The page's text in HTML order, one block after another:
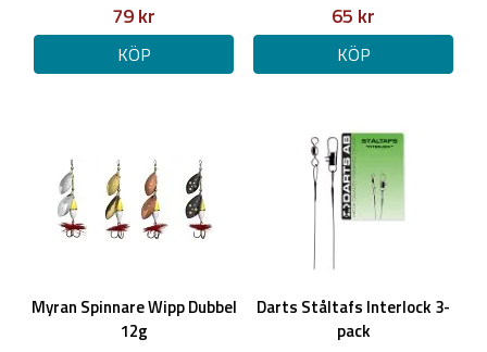
79 kr
KÖP
65 kr
KÖP
Myran Spinnare Wipp Dubbel
12g
Darts Ståltafs Interlock 3-
pack